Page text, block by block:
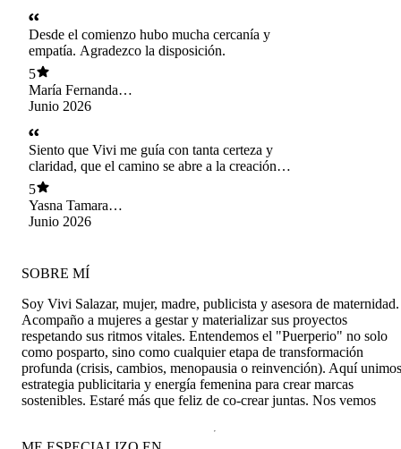
Desde el comienzo hubo mucha cercanía y
empatía. Agradezco la disposición.
5
María Fernanda
Galdames Rubina
Junio 2026
Siento que Vivi me guía con tanta certeza y
claridad, que el camino se abre a la creación
desde lo profundo y también lo sutil, gracias
infinitas!
5
Yasna Tamara
Aguila Pérez
Junio 2026
SOBRE MÍ
Soy Vivi Salazar, mujer, madre, publicista y asesora de maternidad.
Acompaño a mujeres a gestar y materializar sus proyectos
respetando sus ritmos vitales. Entendemos el "Puerperio" no solo
como posparto, sino como cualquier etapa de transformación
profunda (crisis, cambios, menopausia o reinvención). Aquí unimos
estrategia publicitaria y energía femenina para crear marcas
sostenibles. Estaré más que feliz de co-crear juntas. Nos vemos